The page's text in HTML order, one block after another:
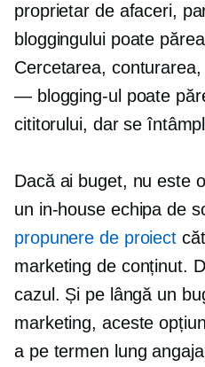
proprietar de afaceri,
bloggingului poate
Cercetarea,
— blogging-ul poate
cititorului, dar se
Dacă ai buget, nu este
un in-houseechipa de
propunere de proiect
marketing de conținut.
cazul. Și pe lângă un
marketing, aceste
a pe termen lung